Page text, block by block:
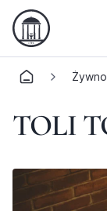
TOLI